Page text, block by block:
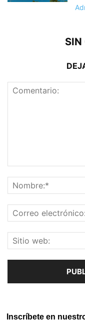
SIN
Inscríbete en